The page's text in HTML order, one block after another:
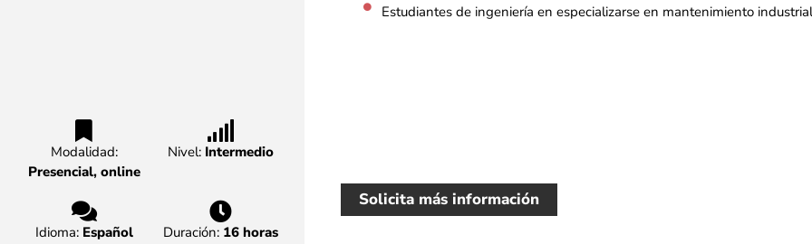
Modalidad:
Presencial, online
Nivel: Intermedio
Idioma: Español Duración: 16 horas
Estudiantes de ingeniería en especializarse en mantenimiento
Solicita más información